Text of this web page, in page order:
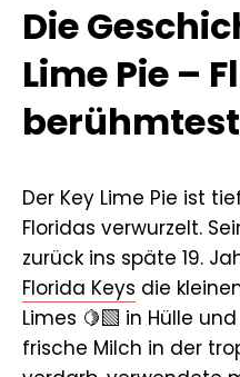
Die
Lime Pie –
Der Key Lime Pie ist
Floridas verwurzelt.
zurück ins späte 19.
Florida Keys die
Limes 🍋‍🟩 in Hülle
frische Milch in der